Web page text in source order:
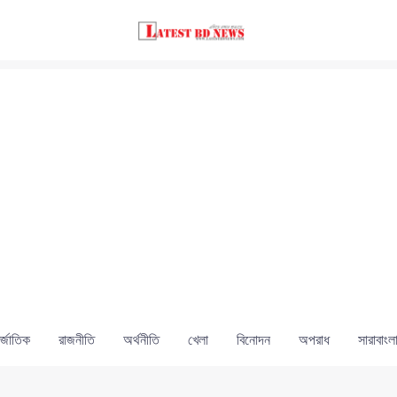
রাজনীতি অর্থনীতি খেলা বিনোদন অপরাধ সারাবাংলা